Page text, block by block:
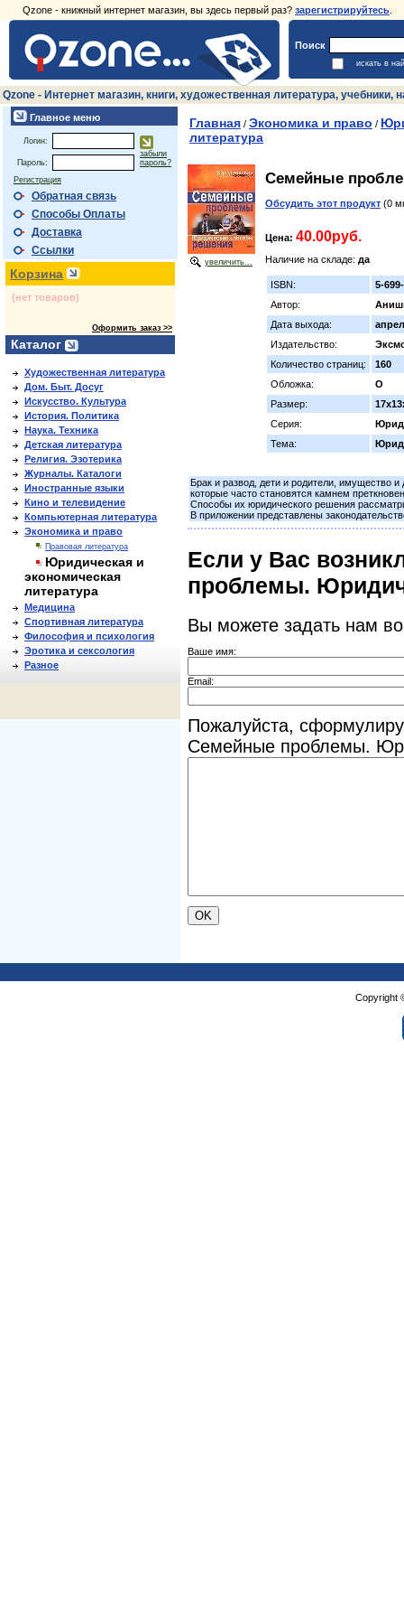
Qzone - книжный интернет магазин, вы здесь первый раз? зарегистрируйтесь
Поиск
искать в
Qzone - Интернет магазин, книги, художественная литература,
Главное меню
Логин:
Пароль:
забыли
пароль?
Регистрация
Обратная связь
Способы Оплаты
Доставка
Ссылки
Корзина
(нет товаров)
Оформить заказ >>
Каталог
Художественная литература
Дом. Быт. Досуг
Искусство. Культура
История. Политика
Наука. Техника
Детская литература
Религия. Эзотерика
Журналы. Каталоги
Иностранные языки
Кино и телевидение
Компьютерная литература
Экономика и право
Правовая литература
Юридическая и
экономическая
литература
Медицина
Спортивная литература
Философия и психология
Эротика и сексология
Разное
Главная / Экономика и право /
литература
увеличить...
Семейные
Обсудить этот продукт (0
Цена: 40.00руб.
Наличие на складе: да
ISBN:
5-
Автор:
Дата выхода:
Издательство:
Количество страниц:
160
Обложка:
О
Размер:
Серия:
Тема:
Брак и развод, дети и родители, имущество
которые часто становятся камнем
Способы их юридического решения
В приложении представлены
Если у Вас
проблемы.
Вы можете задать нам
Ваше имя:
Email:
Пожалуйста,
Семейные проблемы.
Copyright